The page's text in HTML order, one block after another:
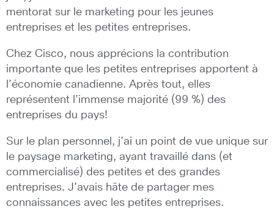
mentorat sur le marketing pour les jeunes
entreprises et les petites entreprises.
Chez Cisco, nous apprécions la contribution
importante que les petites entreprises apportent à
l’économie canadienne. Après tout, elles
représentent l’immense majorité (99 %) des
entreprises du pays!
Sur le plan personnel, j’ai un point de vue unique sur
le paysage marketing, ayant travaillé dans (et
commercialisé) des petites et des grandes
entreprises. J’avais hâte de partager mes
connaissances avec les petites entreprises.